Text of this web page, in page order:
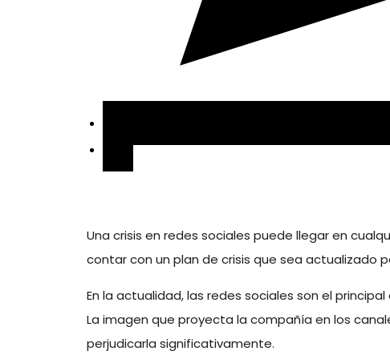
Una crisis en redes sociales puede llegar en
contar con un plan de crisis que sea actualizado
En la actualidad, las redes sociales son el
La imagen que proyecta la compañía en los
perjudicarla significativamente.